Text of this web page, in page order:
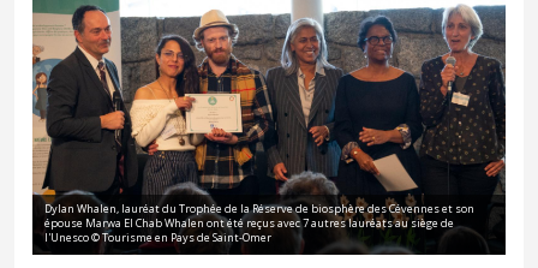
Dylan Whalen, lauréat du Trophée de la Réserve de biosphère des Cévennes et son
épouse Marwa El Chab Whalen ont été reçus avec 7 autres lauréats au siège de
l'Unesco © Tourisme en Pays de Saint-Omer